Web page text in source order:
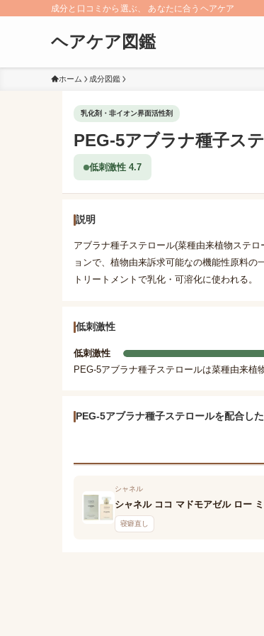
成分と口コミから選ぶ、 あなたに合うヘアケア
ヘアケア図鑑
ホーム 成分図鑑
乳化剤・非イオン界面活性剤
PEG-5アブラナ種子ス
低刺激性 4.7
説明
アブラナ種子ステロール(菜種由来植物ステ
ョンで、植物由来訴求可能なの機能性原料の
トリートメントで乳化・可溶化に使われる。
低刺激性
低刺激性
PEG-5アブラナ種子ステロールは菜種由来植
PEG-5アブラナ種子ステロールを配合し
シャネル
シャネル ココ マドモアゼル ロー
寝癖直し